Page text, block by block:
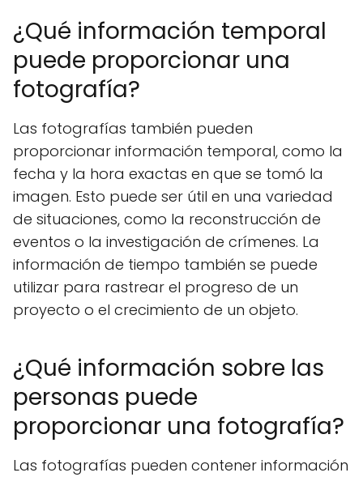
¿Qué información temporal
puede proporcionar una
fotografía?
Las fotografías también pueden
proporcionar información temporal, como la
fecha y la hora exactas en que se tomó la
imagen. Esto puede ser útil en una variedad
de situaciones, como la reconstrucción de
eventos o la investigación de crímenes. La
información de tiempo también se puede
utilizar para rastrear el progreso de un
proyecto o el crecimiento de un objeto.
¿Qué información sobre las
personas puede
proporcionar una fotografía?
Las fotografías pueden contener información